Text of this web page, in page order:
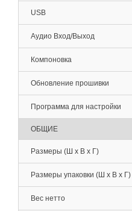
USB
Аудио Вход/Выход
Компоновка
Обновление прошивки
Программа для настройки
ОБЩИЕ
Размеры (Ш x В x Г)
Размеры упаковки (Ш x В x Г)
Вес нетто